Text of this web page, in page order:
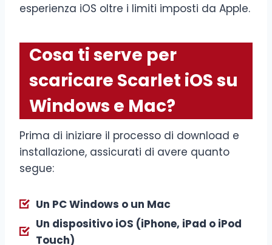
esperienza iOS oltre i limiti imposti da Apple.
Cosa ti serve per
scaricare Scarlet iOS su
Windows e Mac?
Prima di iniziare il processo di download e
installazione, assicurati di avere quanto
segue:
Un PC Windows o un Mac
Un dispositivo iOS (iPhone, iPad o iPod
Touch)